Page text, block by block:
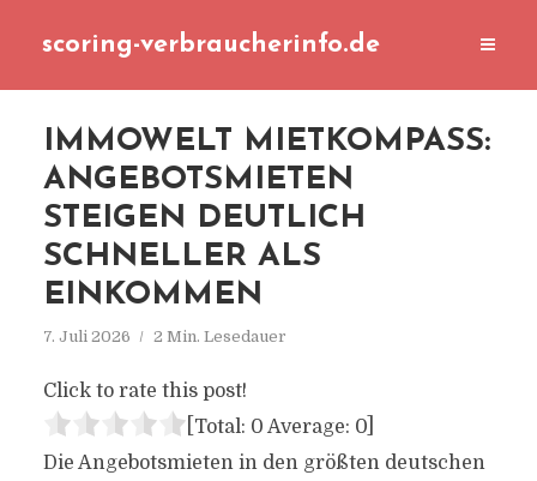
scoring-verbraucherinfo.de
IMMOWELT MIETKOMPASS:
ANGEBOTSMIETEN
STEIGEN DEUTLICH
SCHNELLER ALS
EINKOMMEN
7. Juli 2026 2 Min. Lesedauer
Click to rate this post!
[Total: 0 Average: 0]
Die Angebotsmieten in den größten deutschen